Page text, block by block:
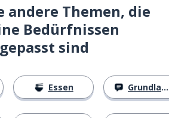
andere Themen, die
Bedürfnissen
sind
Essen Grundlagen